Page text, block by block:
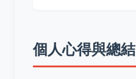
個人心得與總結